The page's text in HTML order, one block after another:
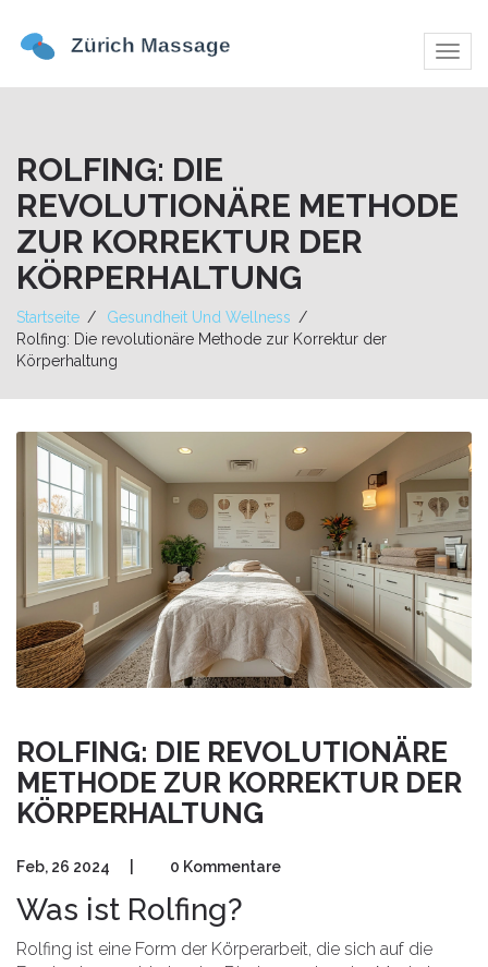
ROLFING: DIE
REVOLUTIONÄRE METHODE
ZUR KORREKTUR DER
KÖRPERHALTUNG
Startseite
Gesundheit Und Wellness
Rolfing: Die revolutionäre Methode zur Korrektur der
Körperhaltung
ROLFING: DIE REVOLUTIONÄRE
METHODE ZUR KORREKTUR DER
KÖRPERHALTUNG
Feb, 26 2024 0 Kommentare
Was ist Rolfing?
Rolfing ist eine Form der Körperarbeit, die sich auf die